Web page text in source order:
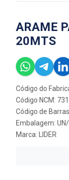
ARAME
20MTS
Código do
Código NCM:
Código de
Embalagem: UN/
Marca:
LIDER